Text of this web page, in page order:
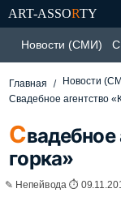
ART-ASSORTY
Новости (СМИ)
Главная Новости
Свадебное агентство
Свадебное
горка»
✎ Непейвода ⏱